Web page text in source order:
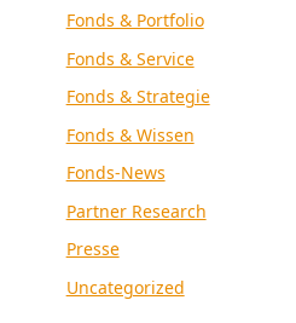
Fonds & Portfolio
Fonds & Service
Fonds & Strategie
Fonds & Wissen
Fonds-News
Partner Research
Presse
Uncategorized